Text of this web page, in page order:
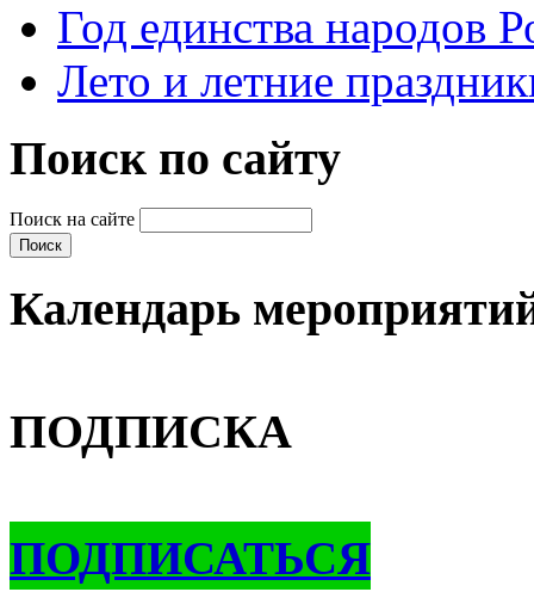
Год единства народов
Лето и летние
Поиск по сайту
Поиск на сайте
Календарь
ПОДПИСКА
ПОДПИСАТЬСЯ